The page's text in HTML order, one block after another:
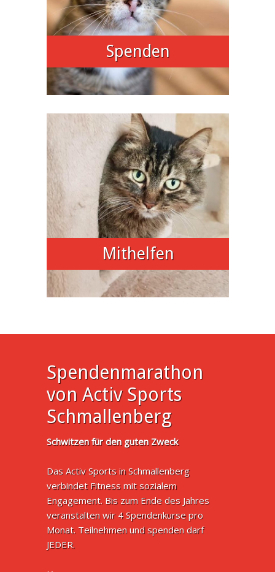
Spenden
Mithelfen
Spendenmarathon
von Activ Sports
Schmallenberg
Schwitzen für den guten Zweck
Das Activ Sports in Schmallenberg
verbindet Fitness mit sozialem
Engagement. Bis zum Ende des Jahres
veranstalten wir 4 Spendenkurse pro
Monat. Teilnehmen und spenden darf
JEDER.